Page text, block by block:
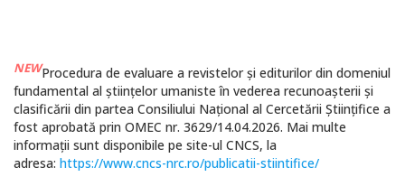
NEWProcedura de evaluare a revistelor și editurilor din domeniul
fundamental al științelor umaniste în vederea recunoașterii și
clasificării din partea Consiliului Național al Cercetării Științifice a
fost aprobată prin OMEC nr. 3629/14.04.2026. Mai multe
informații sunt disponibile pe site-ul CNCS, la
adresa: https://www.cncs-nrc.ro/publicatii-stiintifice/